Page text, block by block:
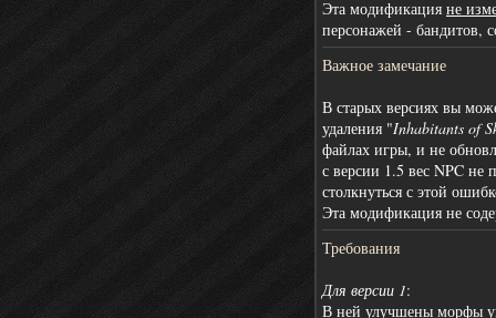
Эта модификация не
персонажей - бандитов,
Важное замечание
В старых версиях вы
удаления "Inhabitants of
файлах игры, и не
с версии 1.5 вес NPC не
столкнуться с этой
Эта модификация не
Требования
Для версии 1:
В ней улучшены морфы